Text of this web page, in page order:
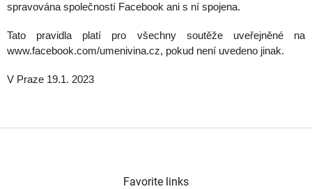
spravována společností Facebook ani s ní spojena.
Tato pravidla platí pro všechny soutěže uveřejněné na
www.facebook.com/umenivina.cz, pokud není uvedeno jinak.
V Praze 19.1. 2023
Favorite links